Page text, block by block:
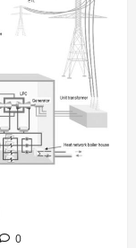
0